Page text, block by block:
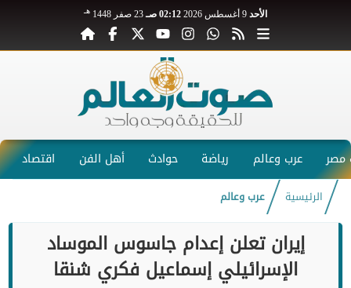
الأحد 02:12 صـ 23 صفر 1448 هـ
عرب وعالم رياضة حوادث أهل الفن اقتصاد
الرئيسية عرب وعالم
إيران تعلن إعدام جاسوس الموساد
الإسرائيلي إسماعيل فكري شنقا